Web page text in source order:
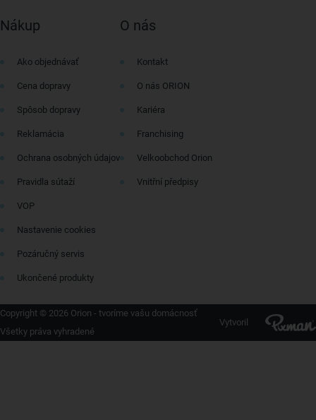
Nákup
Ako objednávať
Cena dopravy
Spôsob dopravy
Reklamácia
Ochrana osobných údajov
Pravidla sútaží
VOP
Nastavenie cookies
Pozáručný servis
Ukončené produkty
O nás
Kontakt
O nás ORION
Kariéra
Franchising
Velkoobchod Orion
Vnitřní předpisy
Copyright © 2026 Orion - tvoríme vašu domácnosť
Všetky práva vyhradené
Vytvoril